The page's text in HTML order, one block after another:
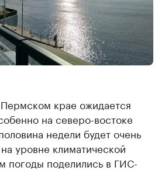
крае ожидается
на северо-востоке
недели будет очень
уровне климатической
погоды поделились в ГИС-